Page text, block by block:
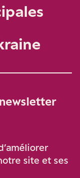
site et ses